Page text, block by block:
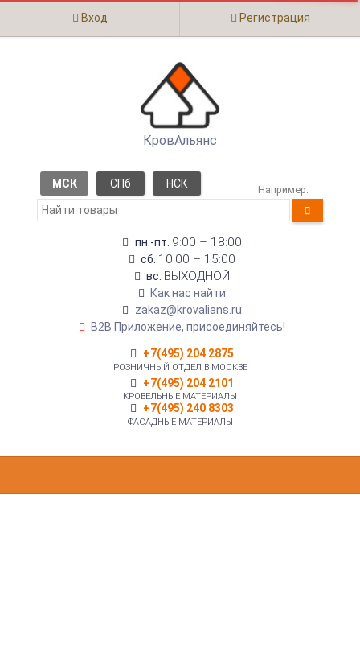
Вход Регистрация
КровАльянс
МСК СПб НСК Например:
пн.-пт. 9:00 – 18:00
сб. 10:00 – 15:00
вс. ВЫХОДНОЙ
Как нас найти
zakaz@krovalians.ru
B2B Приложение, присоединяйтесь!
+7(495) 204 2875
РОЗНИЧНЫЙ ОТДЕЛ В МОСКВЕ
+7(495) 204 2101
КРОВЕЛЬНЫЕ МАТЕРИАЛЫ
+7(495) 240 8303
ФАСАДНЫЕ МАТЕРИАЛЫ